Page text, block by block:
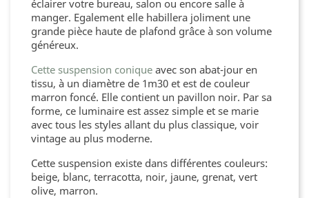
éclairer votre bureau, salon ou encore salle à
manger. Egalement elle habillera joliment une
grande pièce haute de plafond grâce à son volume
généreux.
Cette suspension conique avec son abat-jour en
tissu, à un diamètre de 1m30 et est de couleur
marron foncé. Elle contient un pavillon noir. Par sa
forme, ce luminaire est assez simple et se marie
avec tous les styles allant du plus classique, voir
vintage au plus moderne.
Cette suspension existe dans différentes couleurs:
beige, blanc, terracotta, noir, jaune, grenat, vert
olive, marron.